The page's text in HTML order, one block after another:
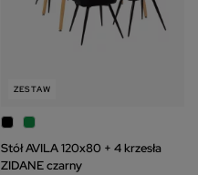
ZESTAW
Stół AVILA 120x80 + 4 krzesła
ZIDANE czarny